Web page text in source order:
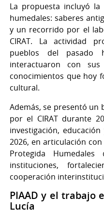
La propuesta incluyó
humedales: saberes
y un recorrido por el
CIRAT. La actividad
pueblos del pasado
interactuaron con
conocimientos que hoy
cultural.
Además, se presentó un
por el CIRAT durante
investigación,
2026, en articulación
Protegida
instituciones,
cooperación
PIAAD y el trabajo
Lucía